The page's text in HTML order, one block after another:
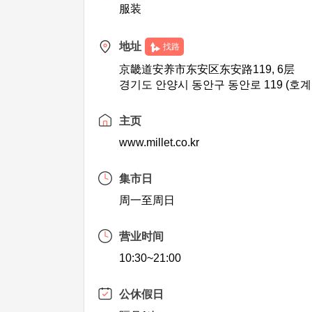
服装
地址 找路
京畿道安养市东安区东安路119, 6层
경기도 안양시 동안구 동안로 119 (호
主页
www.millet.co.kr
集市日
周一至周日
营业时间
10:30~21:00
公休假日